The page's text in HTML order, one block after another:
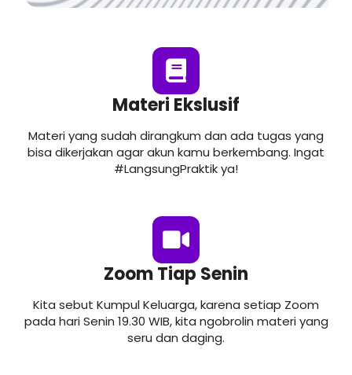
Materi Ekslusif
Materi yang sudah dirangkum dan ada tugas yang
bisa dikerjakan agar akun kamu berkembang. Ingat
#LangsungPraktik ya!
Zoom Tiap Senin
Kita sebut Kumpul Keluarga, karena setiap Zoom
pada hari Senin 19.30 WIB, kita ngobrolin materi yang
seru dan daging.